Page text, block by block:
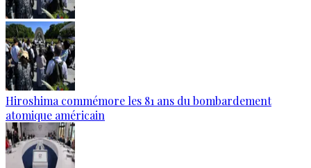
Hiroshima commémore les 81 ans du bombardement
atomique américain